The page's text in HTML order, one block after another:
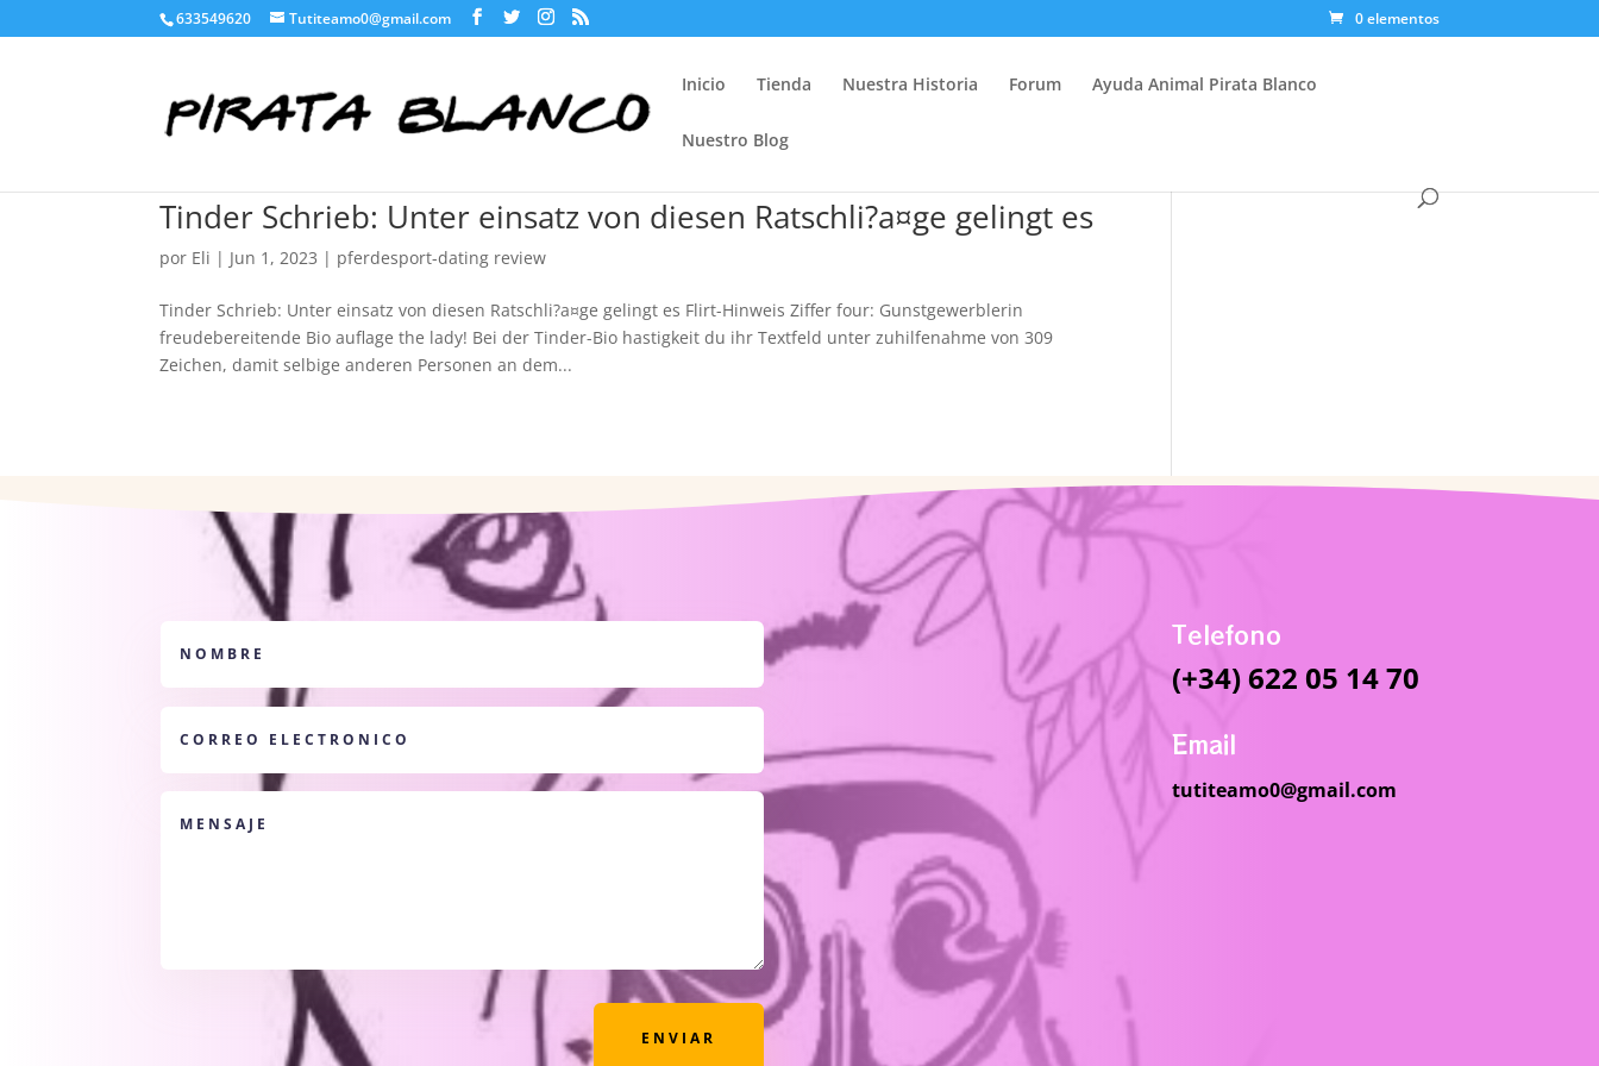
633549620 Tutiteamo0@gmail.com 0 elementos
Inicio Tienda Nuestra Historia Forum Ayuda Animal Pirata Blanco
Nuestro Blog
Tinder Schrieb: Unter einsatz von diesen Ratschli?a¤ge gelingt es
por Eli | Jun 1, 2023 | pferdesport-dating review
Tinder Schrieb: Unter einsatz von diesen Ratschli?a¤ge gelingt es Flirt-Hinweis Ziffer four: Gunstgewerblerin
freudebereitende Bio auflage the lady! Bei der Tinder-Bio hastigkeit du ihr Textfeld unter zuhilfenahme von 309
Zeichen, damit selbige anderen Personen an dem...
ENVIAR
Telefono
(+34) 622 05 14 70
Email
tutiteamo0@gmail.com